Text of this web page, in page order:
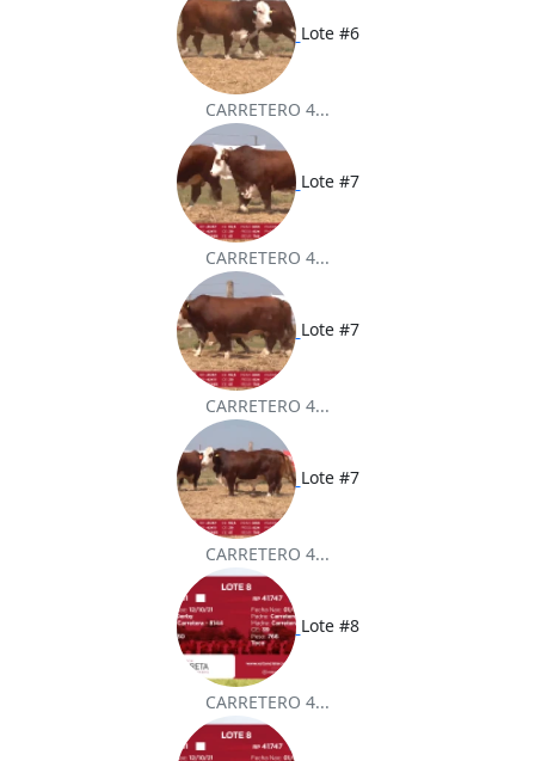
Lote #6
CARRETERO 4...
Lote #7
CARRETERO 4...
Lote #7
CARRETERO 4...
Lote #7
CARRETERO 4...
Lote #8
CARRETERO 4...